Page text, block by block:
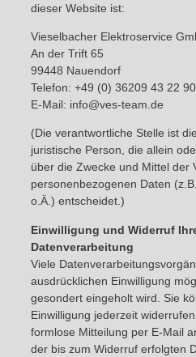
dieser Website ist:
Vieselbacher Elektroservice
An der Trift 65
99448 Nauendorf
Telefon: +49 (0) 36209 43 22 90
E-Mail: info@ves-team.de
(Die verantwortliche Stelle ist
juristische Person, die allein
über die Zwecke und Mittel der
personenbezogenen Daten
o.Ä.) entscheidet.)
Einwilligung und Widerruf
Datenverarbeitung
Viele
ausdrücklichen Einwilligung
gesondert eingeholt wird. Sie
Einwilligung jederzeit
formlose Mitteilung per E-Mail
der bis zum Widerruf erfolgten